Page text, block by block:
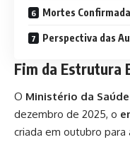
Mortes
Perspectiva das
Fim da Estrutura
O Ministério da Saúde
dezembro de 2025, o
criada em outubro para